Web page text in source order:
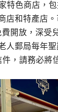
特色商店，
店和特產店
開放，深受
人郵局每年
，請務必將